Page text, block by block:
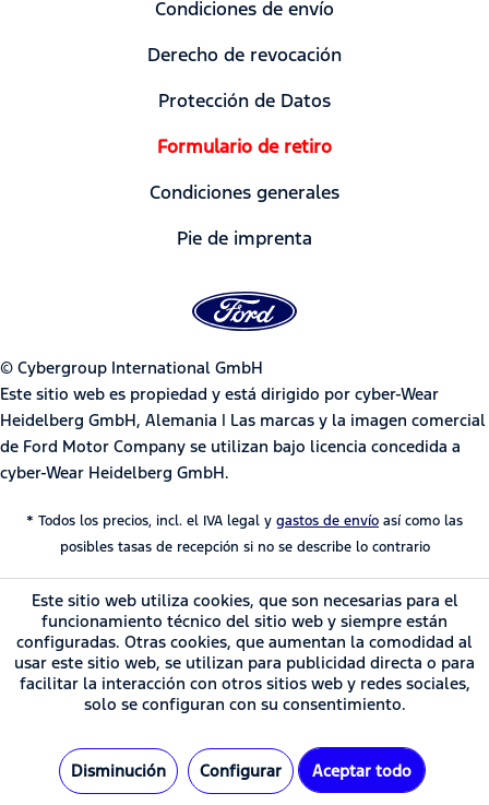
Condiciones de envío
Derecho de revocación
Protección de Datos
Formulario de retiro
Condiciones generales
Pie de imprenta
© Cybergroup International GmbH
Este sitio web es propiedad y está dirigido por cyber-Wear
Heidelberg GmbH, Alemania | Las marcas y la imagen comercial
de Ford Motor Company se utilizan bajo licencia concedida a
cyber-Wear Heidelberg GmbH.
* Todos los precios, incl. el IVA legal y gastos de envío así como las
posibles tasas de recepción si no se describe lo contrario
Este sitio web utiliza cookies, que son necesarias para el
funcionamiento técnico del sitio web y siempre están
configuradas. Otras cookies, que aumentan la comodidad al
usar este sitio web, se utilizan para publicidad directa o para
facilitar la interacción con otros sitios web y redes sociales,
solo se configuran con su consentimiento.
Disminución Configurar Aceptar todo